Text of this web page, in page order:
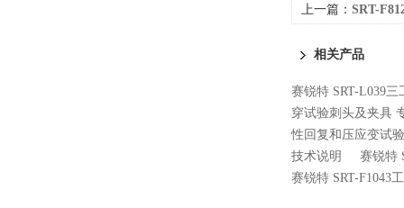
上一篇： SRT-
相关产品
赛锐特 SRT-L039
穿试验刺头及夹具
性回复和压应变试
技术说明
赛锐特
赛锐特 SRT-F1043